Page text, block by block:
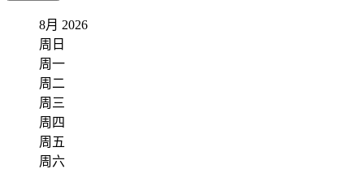
8月 2026
周日
周一
周二
周三
周四
周五
周六